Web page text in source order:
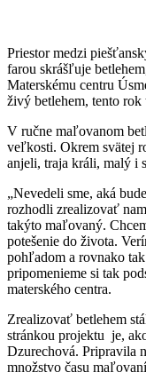
Priestor medzi
farou skrášľuje
Materskému centru
živý betlehem, tento rok
V ručne maľovanom
veľkosti. Okrem svätej
anjeli, traja králi, malý i
„Nevedeli sme, aká
rozhodli zrealizovať
takýto maľovaný.
potešenie do života.
pohľadom a rovnako
pripomenieme si tak
materského centra.
Zrealizovať betlehem
stránkou projektu je,
Dzurechová. Pripravila
množstvo času